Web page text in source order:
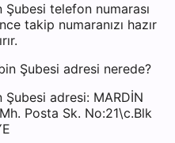
telefon numarası
takip numaranızı hazır
Şubesi adresi nerede?
adresi: MARDİN
Posta Sk. No:21\c.Blk